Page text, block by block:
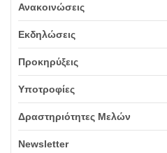
Ανακοινώσεις
Εκδηλώσεις
Προκηρύξεις
Υποτροφίες
Δραστηριότητες Μελών
Newsletter